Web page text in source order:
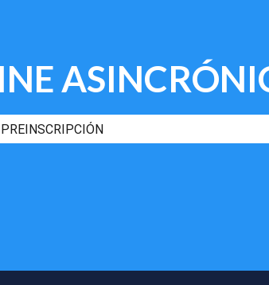
PREINSCRIPCIÓN